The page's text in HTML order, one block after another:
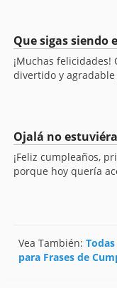
Que sigas siendo
¡Muchas
divertido y agradable
Ojalá no
¡Feliz cumpleaños,
porque hoy quería
Vea También:
para Frases de